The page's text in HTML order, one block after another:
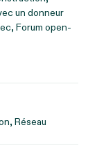
un donneur
Forum open-
Réseau